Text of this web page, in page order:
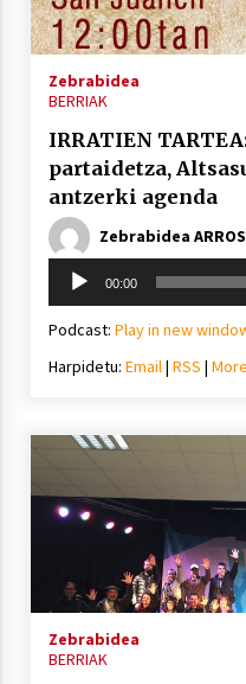
2021/
Mahai-
eta
2021/
Arrosa
2021/
Zebrabidea
BERRIAK
IRRATIEN
partaidetza,
antzerki agenda
Zebrabidea
Soinu
erreproduzigailua
00:00
Podcast: Play in new
Harpidetu: Email| RSS | More
Zebrabidea
BERRIAK